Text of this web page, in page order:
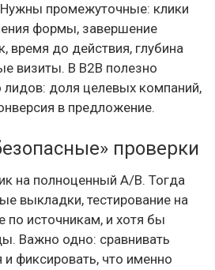
промежуточные: клики
формы, завершение
до действия, глубина
визиты. В B2B полезно
лидов: доля целевых компаний,
в предложение.
проверки
на полноценный A/B. Тогда
выкладки, тестирование на
по источникам, и хотя бы
Важно одно: сравнивать
фиксировать, что именно